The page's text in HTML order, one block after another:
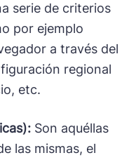
serie de criterios
por ejemplo
a través del
regional
etc.
Son aquéllas
las mismas, el